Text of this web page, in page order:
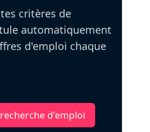
critères de
automatiquement
d'emploi chaque
d'emploi